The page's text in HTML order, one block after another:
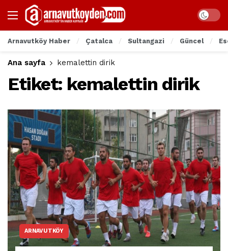
Arnavutköy Haber Çatalca Sultangazi Güncel
Ana sayfa kemalettin dirik
Etiket: kemalettin dirik
ARNAVUTKÖY